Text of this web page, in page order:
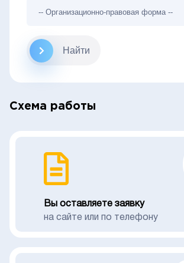
Найти
Схема работы
Вы оставляете заявку
на сайте или по телефону